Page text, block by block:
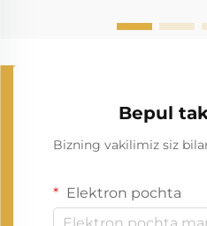
Bepul
Bizning vakilimiz siz
Elektron pochta